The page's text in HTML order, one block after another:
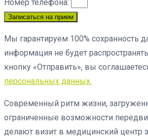
Номер телефона:
Записаться на прием
Мы гарантируем 100% сохранность
информация не будет
кнопку «Отправить», вы
персональных данных.
Современный ритм жизни,
ограниченные возможности
делают визит в медицинский центр